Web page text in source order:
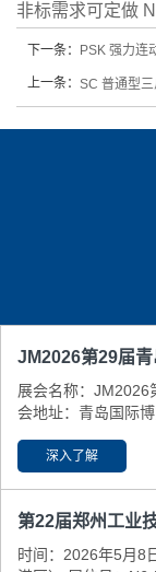
非标需求可定做
下一条： PSK 强力连
上一条： SC 普通型
JM2026第29届
展会名称：JM2026
会地址：青岛国际
深入了解
第22届郑州工业
时间：2026年5月8